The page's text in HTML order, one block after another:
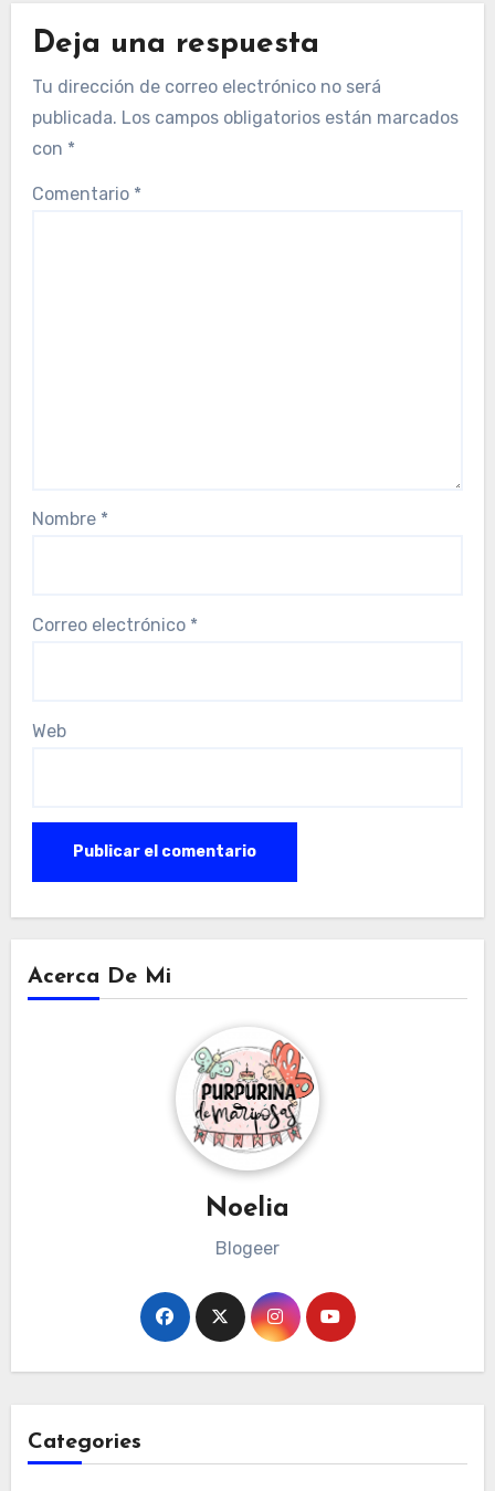
Deja una respuesta
Tu dirección de correo electrónico no será
publicada. Los campos obligatorios están marcados
con *
Comentario *
Nombre *
Correo electrónico *
Web
Acerca De Mi
Noelia
Blogeer
Categories